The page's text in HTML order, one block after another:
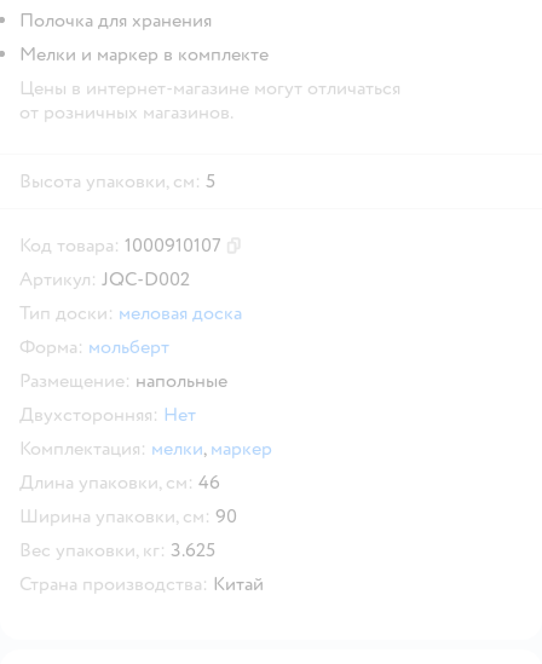
Полочка для хранения
Мелки и маркер в комплекте
Цены в интернет-магазине могут отличаться
от розничных магазинов.
Высота упаковки, см: 5
Код товара: 1000910107
Артикул: JQC-D002
Тип доски: меловая доска
Форма: мольберт
Размещение: напольные
Двухсторонняя: Нет
Комплектация: мелки, маркер
Длина упаковки, см: 46
Ширина упаковки, см: 90
Вес упаковки, кг: 3.625
Страна производства: Китай